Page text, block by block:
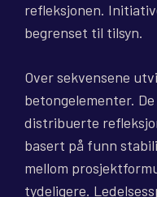
refleksjonen.
begrenset til tilsyn.
Over sekvensene
betongelementer.
distribuerte
basert på funn
mellom
tydeligere.